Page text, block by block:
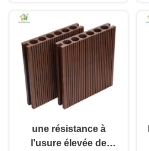
une résistance à
l'usure élevée de